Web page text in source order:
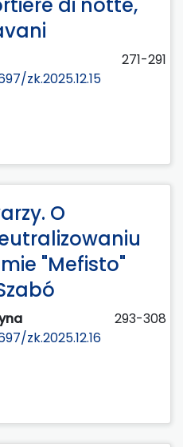
271-291
zk.2025.12.15
O
"Mefisto"
293-308
zk.2025.12.16